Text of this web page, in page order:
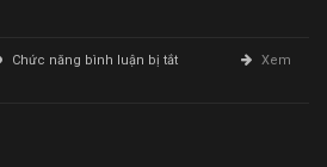
Chức năng bình luận bị tắtở
Xem